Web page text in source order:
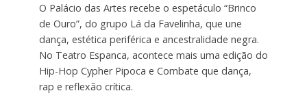
O Palácio das Artes recebe o espetáculo “Brinco
de Ouro”, do grupo Lá da Favelinha, que une
dança, estética periférica e ancestralidade negra.
No Teatro Espanca, acontece mais uma edição do
Hip-Hop Cypher Pipoca e Combate que dança,
rap e reflexão crítica.